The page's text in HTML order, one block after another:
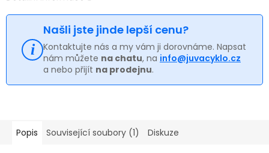
Našli jste jinde lepší cenu?
Kontaktujte nás a my vám ji dorovnáme. Napsat
nám můžete na chatu, na info@juvacyklo.cz
a nebo přijít na prodejnu.
Popis Související soubory (1) Diskuze